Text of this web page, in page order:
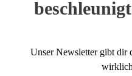
Unser Newsletter gibt dir